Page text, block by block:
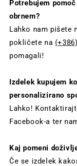
Potrebujem
obrnem?
Lahko nam pišete
pokličete na
pomagali!
Izdelek kupujem
personalizirano
Lahko!
Facebook-a ter
Kaj pomeni
Če se izdelek